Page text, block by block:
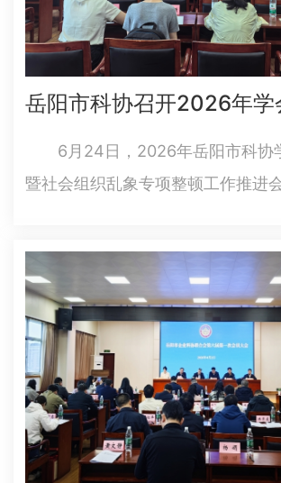
6月24日，2026年岳阳市科协
暨社会组织乱象专项整顿工作推进
党组成员、副局长陈高飞出席
会议全面总结了2025年度全市学会
绕党建引领、从严治…